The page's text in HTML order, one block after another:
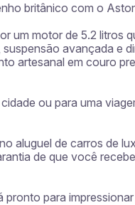
britânico com o
um motor de 5.2 litros
avançada e
artesanal em couro
ou para uma
aluguel de carros de
de que você
pronto para